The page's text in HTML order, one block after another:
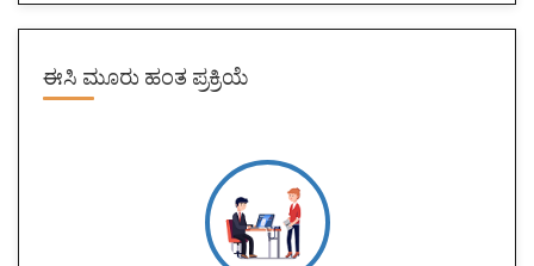
ಈಸಿ ಮೂರು ಹಂತ ಪ್ರಕ್ರಿಯೆ